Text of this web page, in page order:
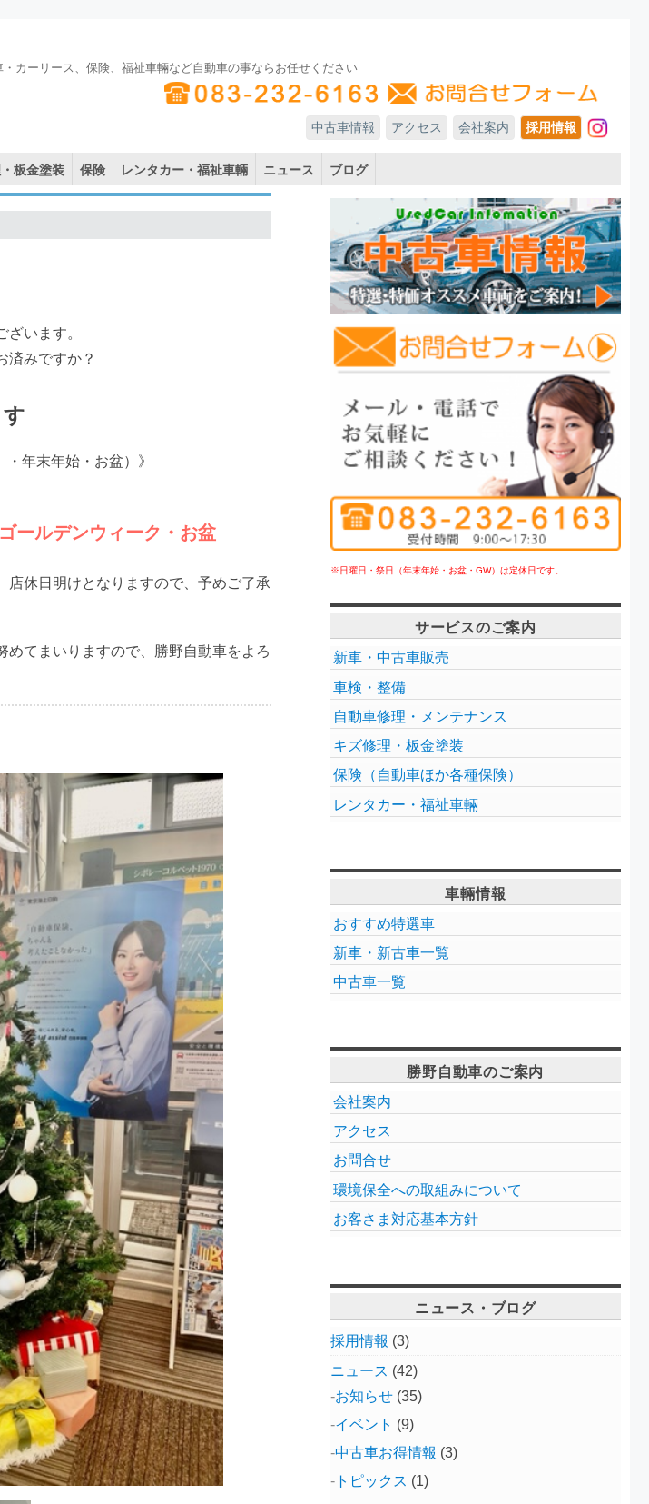
カーリース、保険、福祉車輛など自動車の事ならお任せください
中古車情報 アクセス 会社案内 採用情報 In
板金塗装 保険 レンタカー・福祉車輛 ニュース ブログ
います。
済みですか？
年末年始・お盆）》
ールデンウィーク・お盆
店休日明けとなりますので、予めご了承
てまいりますので、勝野自動車をよろ
※日曜日・祭日（年末年始・お盆・GW）は定休日です。
サービスのご案内
新車・中古車販売
車検・整備
自動車修理・メンテナンス
キズ修理・板金塗装
保険（自動車ほか各種保険）
レンタカー・福祉車輛
車輛情報
おすすめ特選車
新車・新古車一覧
中古車一覧
勝野自動車のご案内
会社案内
アクセス
お問合せ
環境保全への取組みについて
お客さま対応基本方針
ニュース・ブログ
採用情報 (3)
ニュース (42)
お知らせ(35)
イベント (9)
中古車お得情報 (3)
トピックス (1)